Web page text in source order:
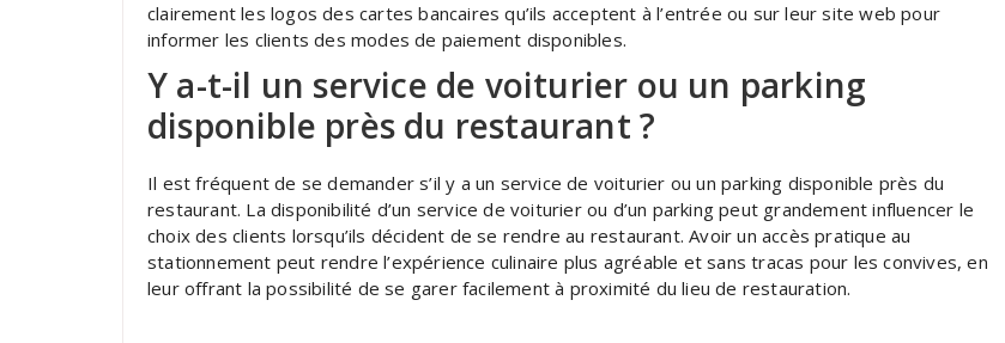
clairement les logos des cartes bancaires qu’ils acceptent à l’entrée ou sur leur site web pour
informer les clients des modes de paiement disponibles.
Y a-t-il un service de voiturier ou un parking
disponible près du restaurant ?
Il est fréquent de se demander s’il y a un service de voiturier ou un parking disponible près du
restaurant. La disponibilité d’un service de voiturier ou d’un parking peut grandement influencer le
choix des clients lorsqu’ils décident de se rendre au restaurant. Avoir un accès pratique au
stationnement peut rendre l’expérience culinaire plus agréable et sans tracas pour les convives, en
leur offrant la possibilité de se garer facilement à proximité du lieu de restauration.